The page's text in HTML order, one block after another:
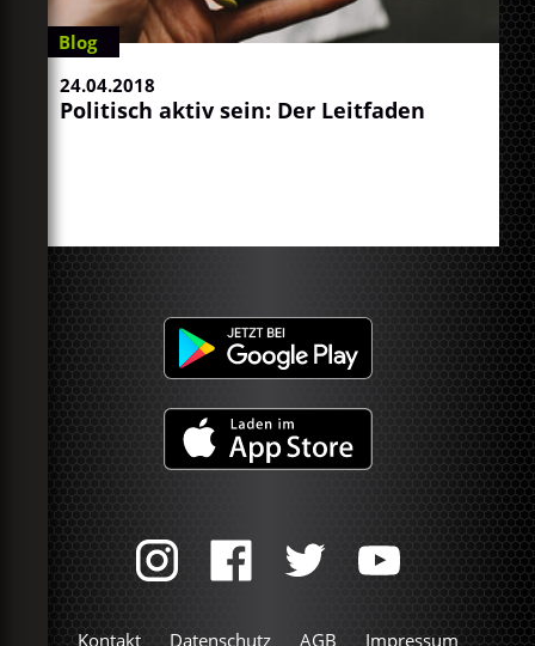
Blog
24.04.2018
Politisch aktiv sein: Der Leitfaden
Kontakt Datenschutz AGB Impressum